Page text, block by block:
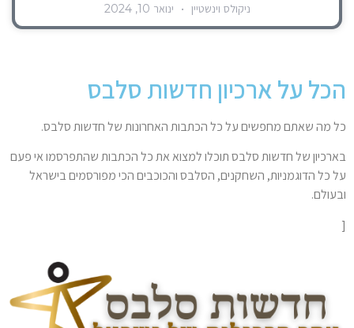
ניקולס וינשטיין ינואר 10, 2024
הכל על ארכיון חדשות סלבס
כל מה שאתם מחפשים על כל הכתבות האחרונות של חדשות סלבס.
בארכיון של חדשות סלבס תוכלו למצוא את כל הכתבות שהתפרסמו אי פעם
על כל הדוגמניות, השחקנים, הסלבס והכוכבים הכי מפורסמים בישראל
ובעולם.
[